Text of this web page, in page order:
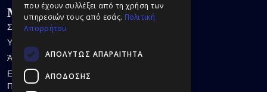
Μενού
Σχετικά με Εμάς
Υπηρεσίες
Άρθρα
Επικοινωνία
Πολιτική Απορρήτου
που έχουν συλλέξει από τη χρήση των
υπηρεσιών τους από εσάς. Πολιτική
Απορρήτου
ΑΠΟΛΎΤΩΣ ΑΠΑΡΑΊΤΗΤΑ
ΑΠΌΔΟΣΗΣ